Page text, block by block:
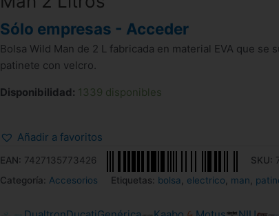
Sólo empresas - Acceder
Bolsa Wild Man de 2 L fabricada en material EVA que se
patinete con velcro.
Disponibilidad: 1339 disponibles
Añadir a favoritos
EAN: 7427135773426 SKU:
Categoría: Accesorios Etiquetas: bolsa electrico man